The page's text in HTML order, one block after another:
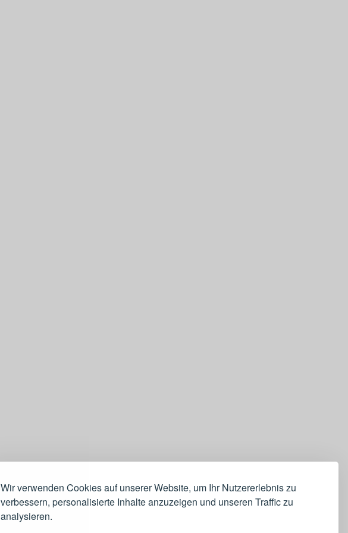
Wir verwenden Cookies auf unserer Website, um Ihr Nutzererlebnis zu
verbessern, personalisierte Inhalte anzuzeigen und unseren Traffic zu
analysieren.